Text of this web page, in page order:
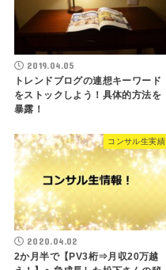
2019.04.05
トレンドブログの連想キーワード
をストックしよう！具体的方法を
暴露！
コンサル生実績
2020.04.02
2か月半で【PV3桁⇒月収20万越